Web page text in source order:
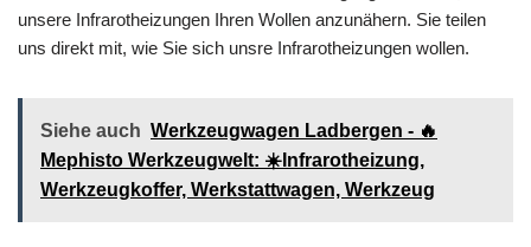
unsere Infrarotheizungen Ihren Wollen anzunähern. Sie teilen
uns direkt mit, wie Sie sich unsre Infrarotheizungen wollen.
Siehe auch Werkzeugwagen Ladbergen - 🔥
Mephisto Werkzeugwelt: ☀️Infrarotheizung,
Werkzeugkoffer, Werkstattwagen, Werkzeug